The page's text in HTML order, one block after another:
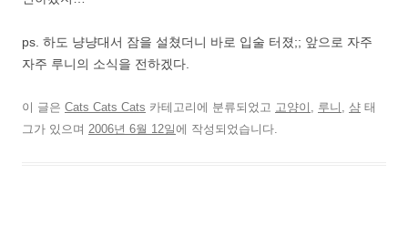
ps. 하도 냥냥대서 잠을 설쳤더니 바로 입술 터졌;; 앞으로 자주
자주 루니의 소식을 전하겠다.
이 글은 Cats Cats Cats 카테고리에 분류되었고 고양이 , 루니 , 샴 태
그가 있으며 2006년 6월 12일에 작성되었습니다.